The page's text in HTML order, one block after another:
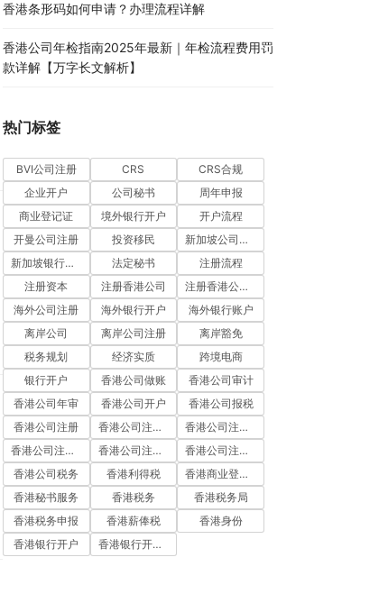
香港条形码如何申请？办理流程详解
香港公司年检指南2025年最新｜年检流程费用罚
款详解【万字长文解析】
热门标签
BVI公司注册 CRS
CRS合规
企业开户
公司秘书
周年申报
商业登记证
境外银行开户
开户流程
开曼公司注册
投资移民
新加坡公司注册
新加坡银行开户
法定秘书
注册流程
注册资本
注册香港公司
注册香港公司流程
海外公司注册
海外银行开户
海外银行账户
离岸公司
离岸公司注册
离岸豁免
税务规划
经济实质
跨境电商
银行开户
香港公司做账
香港公司审计
香港公司年审
香港公司开户
香港公司报税
香港公司注册
香港公司注册代办
香港公司注册处
香港公司注册流程
香港公司注册费用
香港公司注册资料
香港公司税务
香港利得税
香港商业登记证
香港秘书服务
香港税务
香港税务局
香港税务申报
香港薪俸税
香港身份
香港银行开户
香港银行开户流程